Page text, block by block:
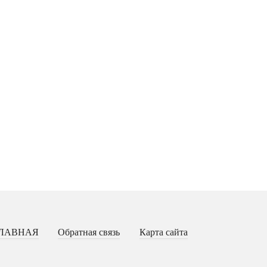
Обратная связь Карта сайта